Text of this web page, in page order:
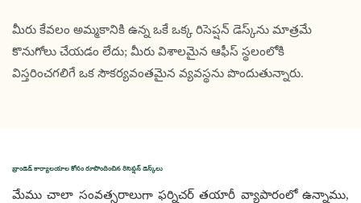
మీరు కేవలం అమ్మకానికి ఉన్న ఒకే ఒక్క రిసెప్షన్ డెస్క్‌ను మాత్రమే
కొనుగోలు చేయడం లేదు; మీరు విశాలమైన ఆఫీస్ స్థలంలోకి
విస్తరించగలిగే ఒక సౌకర్యవంతమైన వ్యవస్థను పొందుతున్నారు.
బ్రాండెడ్ కార్యాలయాల కోసం రూపొందించిన రిసెప్షన్ డెస్క్‌లు
మేము చాలా సంవత్సరాలుగా ఫర్నిచర్ తయారీ వ్యాపారంలో ఉన్నాము,